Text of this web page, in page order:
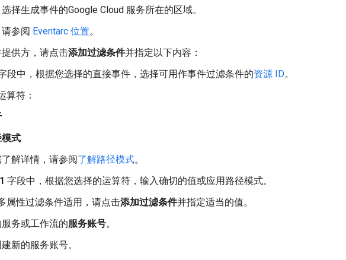
择生成事件的Google Cloud 服务所在的区域。
参阅 Eventarc 位置。
供方，请点击添加过滤条件并指定以下内容：
段中，根据您选择的直接事件，选择可用作事件过滤条件的资源 ID。
算符：
式
解详情，请参阅了解路径模式。
字段中，根据您选择的运算符，输入确切的值或应用路径模式。
属性过滤条件适用，请点击添加过滤条件并指定适当的值。
务或工作流的服务账号。
新的服务账号。